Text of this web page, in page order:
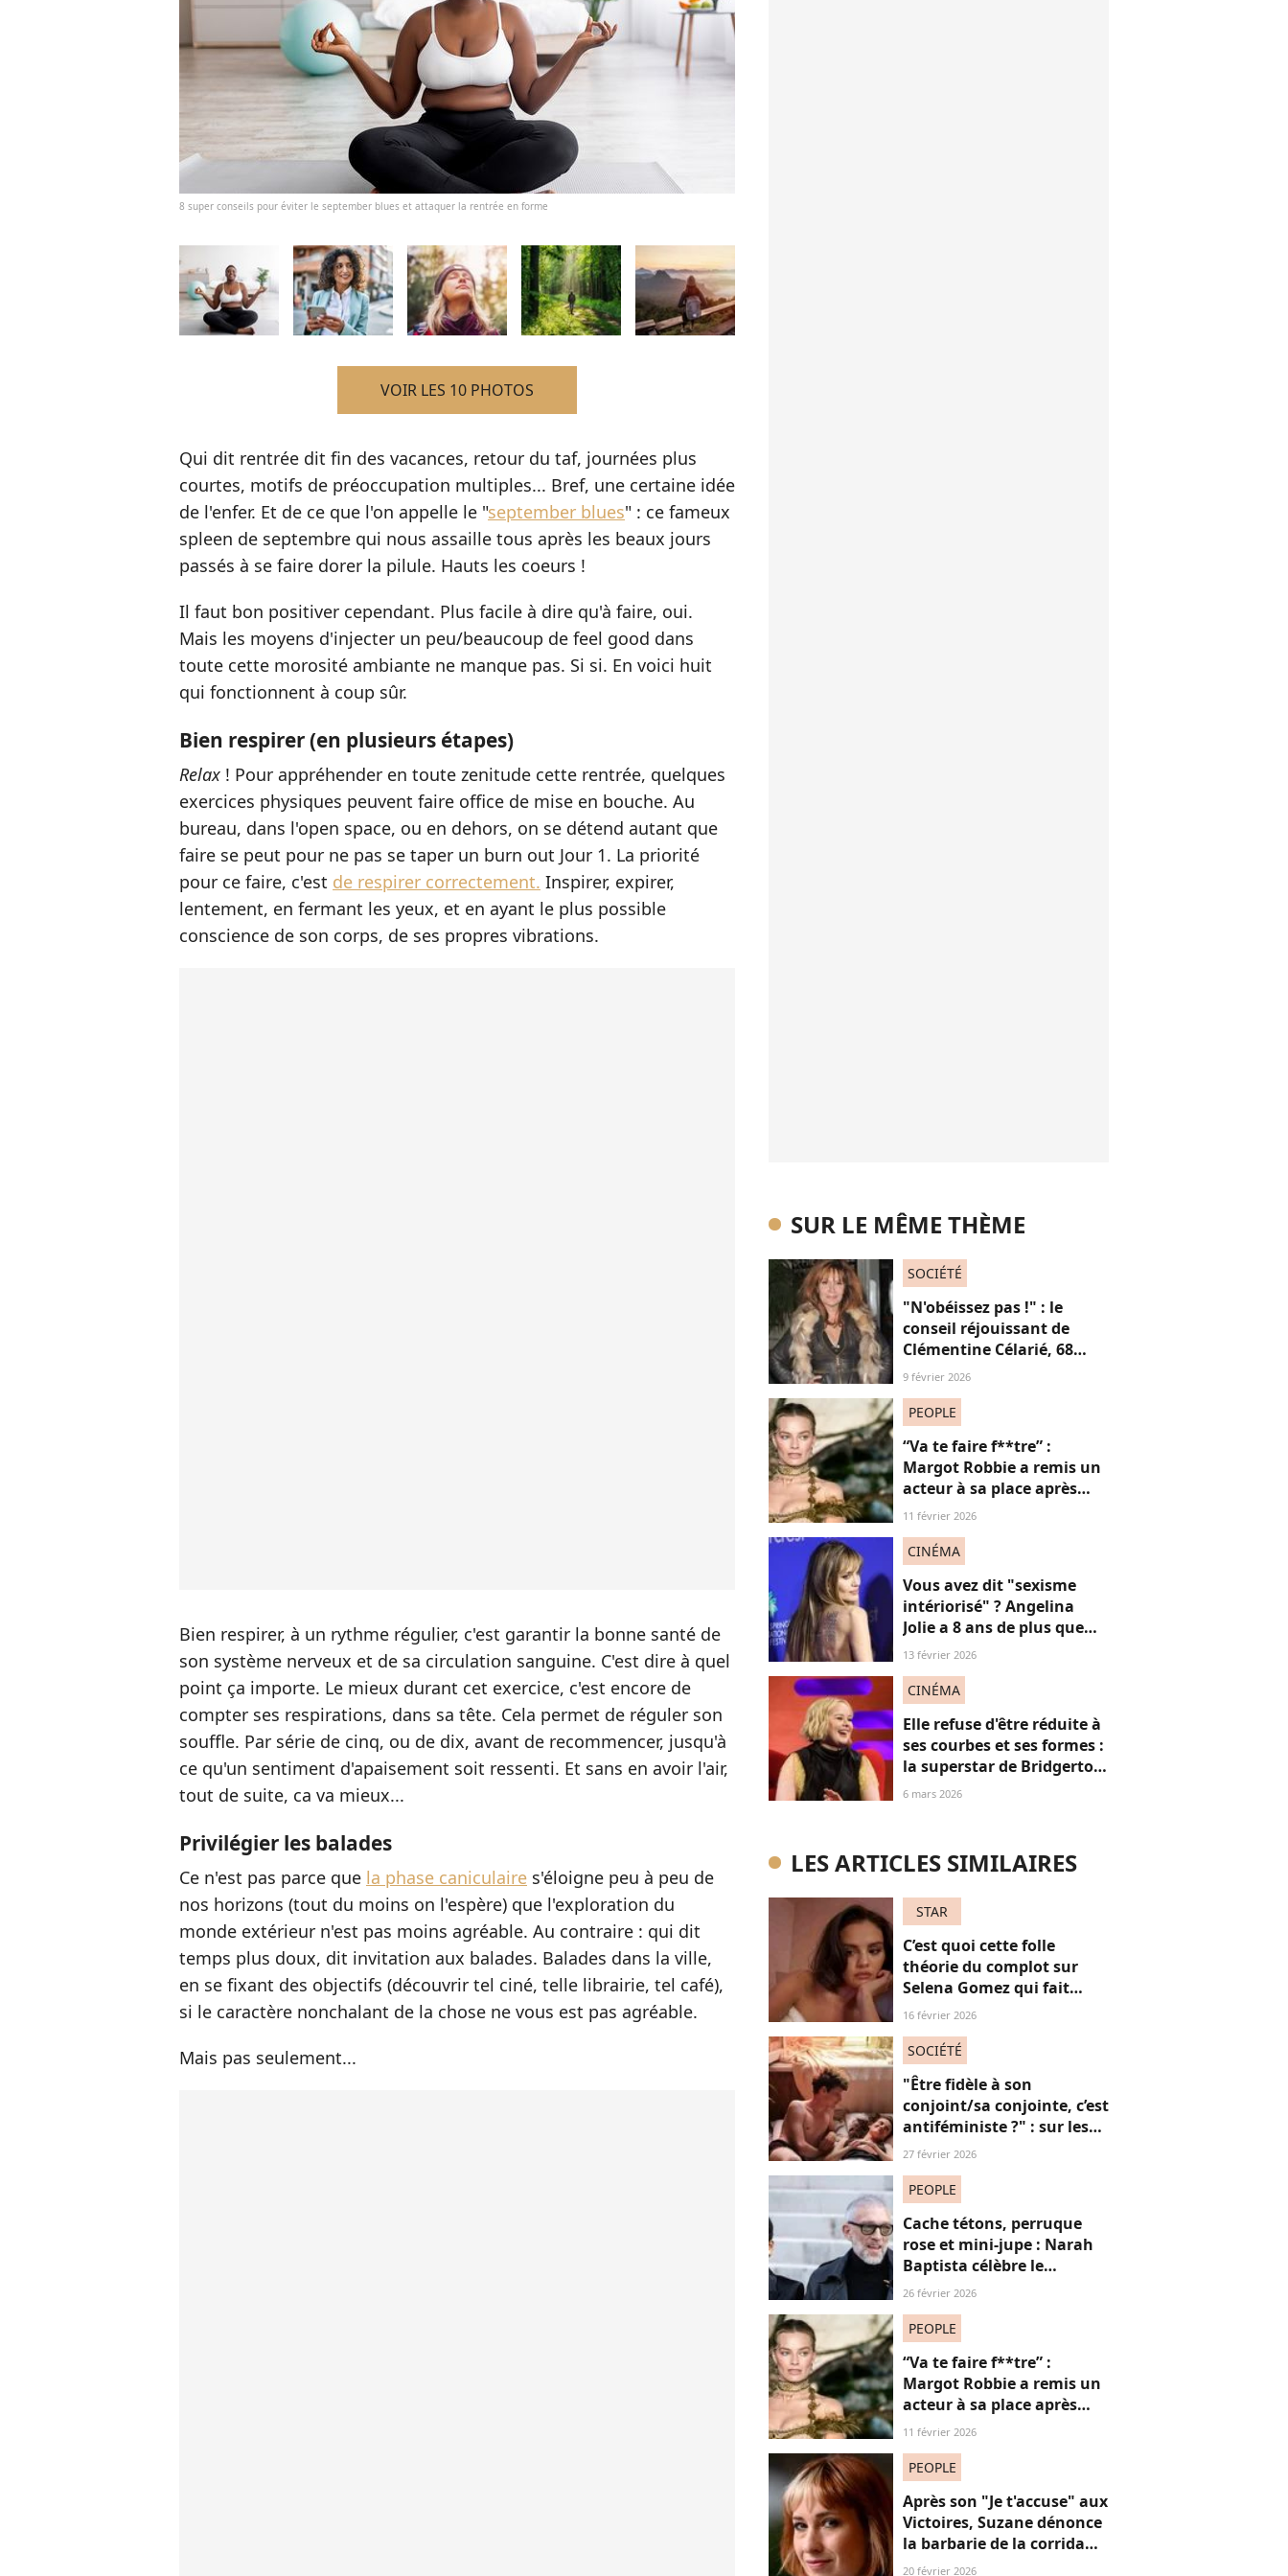
8 super conseils pour éviter le september blues et attaquer la rentrée en forme
VOIR LES 10 PHOTOS
Qui dit rentrée dit fin des vacances, retour du taf, journées plus
courtes, motifs de préoccupation multiples... Bref, une certaine idée
de l'enfer. Et de ce que l'on appelle le "september blues" : ce fameux
spleen de septembre qui nous assaille tous après les beaux jours
passés à se faire dorer la pilule. Hauts les coeurs !
Il faut bon positiver cependant. Plus facile à dire qu'à faire, oui.
Mais les moyens d'injecter un peu/beaucoup de feel good dans
toute cette morosité ambiante ne manque pas. Si si. En voici huit
qui fonctionnent à coup sûr.
Bien respirer (en plusieurs étapes)
Relax ! Pour appréhender en toute zenitude cette rentrée, quelques
exercices physiques peuvent faire office de mise en bouche. Au
bureau, dans l'open space, ou en dehors, on se détend autant que
faire se peut pour ne pas se taper un burn out Jour 1. La priorité
pour ce faire, c'est de respirer correctement. Inspirer, expirer,
lentement, en fermant les yeux, et en ayant le plus possible
conscience de son corps, de ses propres vibrations.
Bien respirer, à un rythme régulier, c'est garantir la bonne santé de
son système nerveux et de sa circulation sanguine. C'est dire à quel
point ça importe. Le mieux durant cet exercice, c'est encore de
compter ses respirations, dans sa tête. Cela permet de réguler son
souffle. Par série de cinq, ou de dix, avant de recommencer, jusqu'à
ce qu'un sentiment d'apaisement soit ressenti. Et sans en avoir l'air,
tout de suite, ca va mieux...
Privilégier les balades
Ce n'est pas parce que la phase caniculaire s'éloigne peu à peu de
nos horizons (tout du moins on l'espère) que l'exploration du
monde extérieur n'est pas moins agréable. Au contraire : qui dit
temps plus doux, dit invitation aux balades. Balades dans la ville,
en se fixant des objectifs (découvrir tel ciné, telle librairie, tel café),
si le caractère nonchalant de la chose ne vous est pas agréable.
Mais pas seulement...
SUR LE MÊME THÈME
SOCIÉTÉ
"N'obéissez pas !" : le
conseil réjouissant de
Clémentine Célarié, 68
ans, aux jeunes femmes
toujours trop"
9 février 2026
PEOPLE
“Va te faire f**tre” :
Margot Robbie a remis un
acteur à sa place après
qu’il lui a conseillé de
11 février 2026
CINÉMA
Vous avez dit "sexisme
intériorisé" ? Angelina
Jolie a 8 ans de plus que
Louis Garrel, son
rouges, et ça dérange... les
13 février 2026
CINÉMA
Elle refuse d'être réduite à
ses courbes et ses formes :
la superstar de Bridgerton
"se fout" du "body
6 mars 2026
LES ARTICLES SIMILAIRES
STAR
C’est quoi cette folle
théorie du complot sur
Selena Gomez qui fait
parler Internet ?
16 février 2026
SOCIÉTÉ
"Être fidèle à son
conjoint/sa conjointe, c’est
antiféministe ?" : sur les
réseaux sociaux, cette
27 février 2026
PEOPLE
Cache tétons, perruque
rose et mini-jupe : Narah
Baptista célèbre le
carnaval de Rio avec son
de 30 ans son aîné
26 février 2026
PEOPLE
“Va te faire f**tre” :
Margot Robbie a remis un
acteur à sa place après
qu’il lui a conseillé de
11 février 2026
PEOPLE
Après son "Je t'accuse" aux
Victoires, Suzane dénonce
la barbarie de la corrida
avec cette reprise iconique
20 février 2026